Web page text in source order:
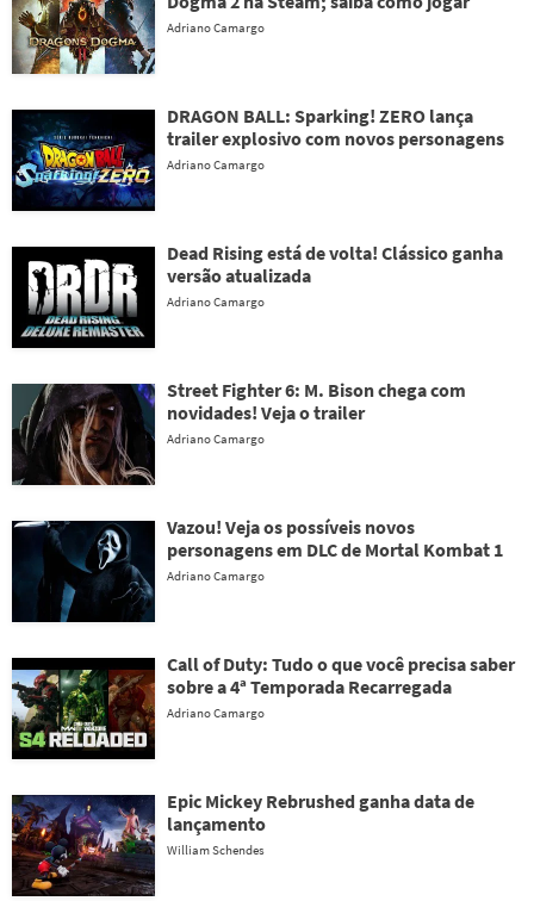
Adriano Camargo
DRAGON BALL: Sparking! ZERO lança
trailer explosivo com novos personagens
Adriano Camargo
Dead Rising está de volta! Clássico ganha
versão atualizada
Adriano Camargo
Street Fighter 6: M. Bison chega com
novidades! Veja o trailer
Adriano Camargo
Vazou! Veja os possíveis novos
personagens em DLC de Mortal Kombat 1
Adriano Camargo
Call of Duty: Tudo o que você precisa saber
sobre a 4ª Temporada Recarregada
Adriano Camargo
Epic Mickey Rebrushed ganha data de
lançamento
William Schendes